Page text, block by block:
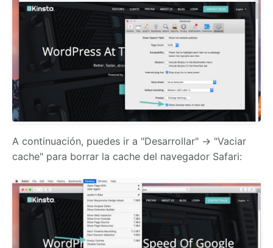
A continuación, puedes ir a "Desarrollar" → "Vaciar
cache" para borrar la cache del navegador Safari: